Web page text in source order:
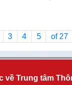
3 4 5 of 27
về Trung tâm